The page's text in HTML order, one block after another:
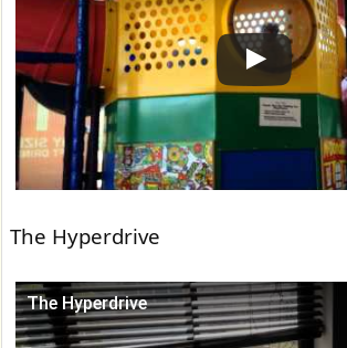
The Hyperdrive
The Hyperdrive
この動画を YouTube で視聴